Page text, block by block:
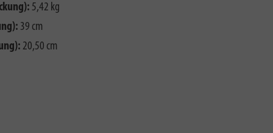
5,42 kg
39 cm
20,50 cm